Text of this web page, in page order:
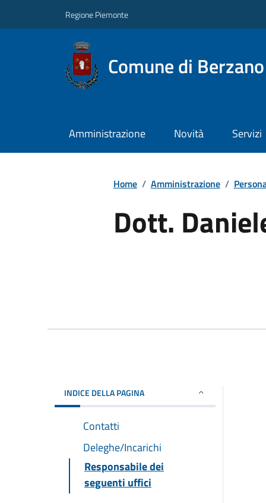
Regione Piemonte
Comune di
Amministrazione Novità Servizi
Home / Amministrazione /
Dott.
INDICE DELLA PAGINA
Contatti
Deleghe/Incarichi
Responsabile dei
seguenti uffici